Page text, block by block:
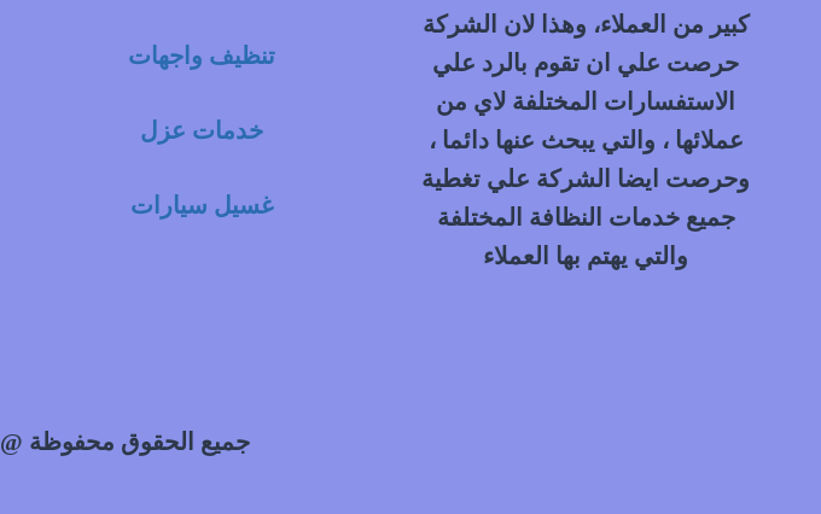
كبير من العملاء، وهذا لان الشركة
حرصت علي ان تقوم بالرد علي
الاستفسارات المختلفة لاي من
عملائها ، والتي يبحث عنها دائما ،
وحرصت ايضا الشركة علي تغطية
جميع خدمات النظافة المختلفة
والتي يهتم بها العملاء
تنظيف واجهات
خدمات عزل
غسيل سيارات
جميع الحقوق محفوظة @